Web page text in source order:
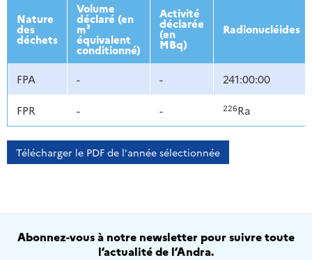
Nature
des
déchets
Volume
déclaré (en
m³
équivalent
conditionné)
Activité
déclarée
(en
MBq)
Radionucléides
FPA - - 241:00:00
FPR - - 226Ra
Télécharger le PDF de l'année sélectionnée
Abonnez-vous à notre newsletter pour suivre toute
l’actualité de l’Andra.